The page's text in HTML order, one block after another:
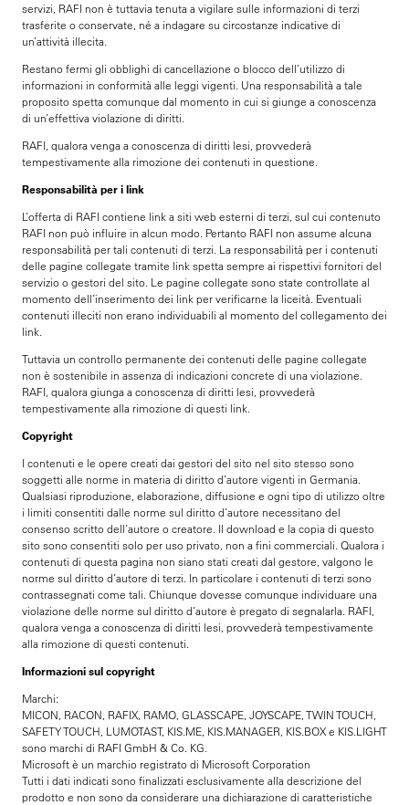
servizi, RAFI non è tuttavia tenuta a vigilare sulle informazioni di terzi
trasferite o conservate, né a indagare su circostanze indicative di
un’attività illecita.
Restano fermi gli obblighi di cancellazione o blocco dell’utilizzo di
informazioni in conformità alle leggi vigenti. Una responsabilità a tale
proposito spetta comunque dal momento in cui si giunge a conoscenza
di un’effettiva violazione di diritti.
RAFI, qualora venga a conoscenza di diritti lesi, provvederà
tempestivamente alla rimozione dei contenuti in questione.
Responsabilità per i link
L’offerta di RAFI contiene link a siti web esterni di terzi, sul cui contenuto
RAFI non può influire in alcun modo. Pertanto RAFI non assume alcuna
responsabilità per tali contenuti di terzi. La responsabilità per i contenuti
delle pagine collegate tramite link spetta sempre ai rispettivi fornitori del
servizio o gestori del sito. Le pagine collegate sono state controllate al
momento dell’inserimento dei link per verificarne la liceità. Eventuali
contenuti illeciti non erano individuabili al momento del collegamento dei
link.
Tuttavia un controllo permanente dei contenuti delle pagine collegate
non è sostenibile in assenza di indicazioni concrete di una violazione.
RAFI, qualora giunga a conoscenza di diritti lesi, provvederà
tempestivamente alla rimozione di questi link.
Copyright
I contenuti e le opere creati dai gestori del sito nel sito stesso sono
soggetti alle norme in materia di diritto d’autore vigenti in Germania.
Qualsiasi riproduzione, elaborazione, diffusione e ogni tipo di utilizzo oltre
i limiti consentiti dalle norme sul diritto d’autore necessitano del
consenso scritto dell’autore o creatore. Il download e la copia di questo
sito sono consentiti solo per uso privato, non a fini commerciali. Qualora i
contenuti di questa pagina non siano stati creati dal gestore, valgono le
norme sul diritto d’autore di terzi. In particolare i contenuti di terzi sono
contrassegnati come tali. Chiunque dovesse comunque individuare una
violazione delle norme sul diritto d’autore è pregato di segnalarla. RAFI,
qualora venga a conoscenza di diritti lesi, provvederà tempestivamente
alla rimozione di questi contenuti.
Informazioni sul copyright
Marchi:
MICON, RACON, RAFIX, RAMO, GLASSCAPE, JOYSCAPE, TWIN TOUCH,
SAFETY TOUCH, LUMOTAST, KIS.ME, KIS.MANAGER, KIS.BOX e KIS.LIGHT
sono marchi di RAFI GmbH & Co. KG.
Microsoft è un marchio registrato di Microsoft Corporation
Tutti i dati indicati sono finalizzati esclusivamente alla descrizione del
prodotto e non sono da considerare una dichiarazione di caratteristiche